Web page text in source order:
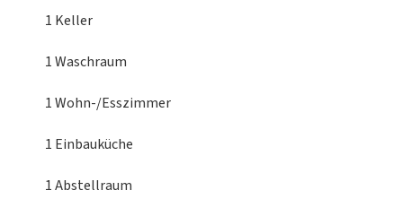
1 Keller
1 Waschraum
1 Wohn-/Esszimmer
1 Einbauküche
1 Abstellraum